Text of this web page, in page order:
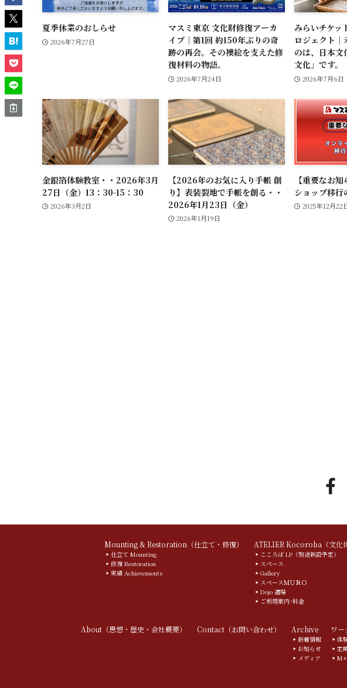
夏季休業のおしらせ
2026年7月27日
マスミ東京 文化財修復アーカ
イブ｜第1回 約150年ぶりの奇
跡の再会。その襖絵を支えた修
復材料の物語。
2026年7月24日
みらいチケッ
ロジェクト｜
のは、日本文
文化」です。
2026年7月6日
金銀箔体験教室・・2026年3月
27日（金）13：30-15：30
2026年3月2日
【2026年のお気に入り手帳 創
り】表装裂地で手帳を創る・・
2026年1月23日（金）
2026年1月19日
【重要なお
ショップ移行
2025年12月22
Mounting & Restoration（仕立て・修復）
仕立て Mounting
修復 Restoration
実績 Achievements
ATELIER Kocoroba（文化
こころば LP（別途新設予定）
スペース
Gallery
スペースＭＵＲＯ
Dojo 道場
ご利用案内･料金
About（思想・歴史・会社概要） Contact（お問い合わせ） Archive
新着情報
お知らせ
メディア
ワー
体
定
M+